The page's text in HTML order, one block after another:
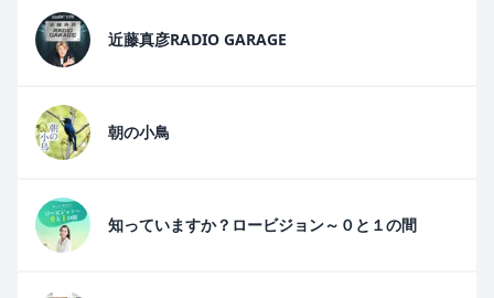
近藤真彦RADIO GARAGE
朝の小鳥
知っていますか？ロービジョン～０と１の間